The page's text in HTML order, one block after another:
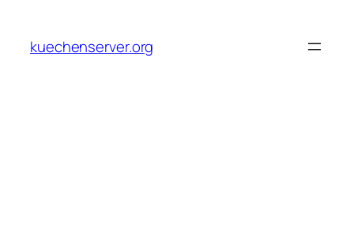
content
kuechenserver.org